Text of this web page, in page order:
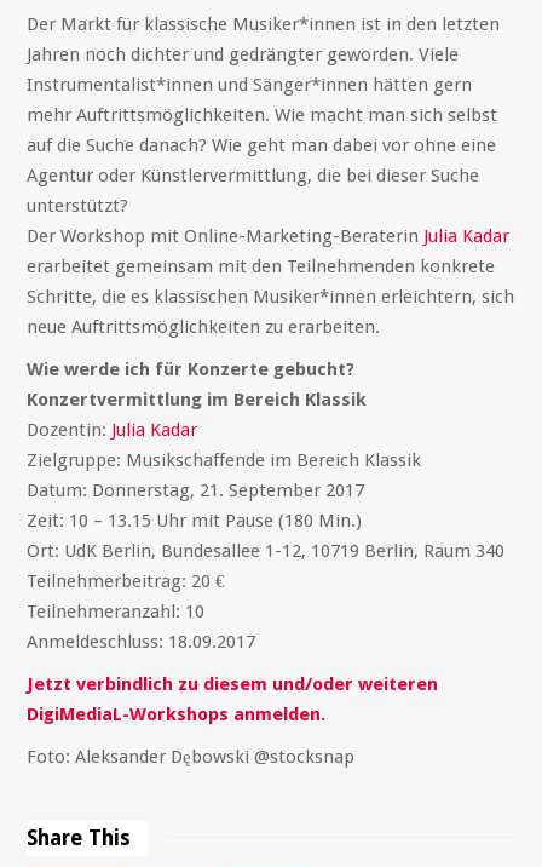
Der Markt für klassische Musiker*innen ist in den letzten
Jahren noch dichter und gedrängter geworden. Viele
Instrumentalist*innen und Sänger*innen hätten gern
mehr Auftrittsmöglichkeiten. Wie macht man sich selbst
auf die Suche danach? Wie geht man dabei vor ohne eine
Agentur oder Künstlervermittlung, die bei dieser Suche
unterstützt?
Der Workshop mit Online-Marketing-Beraterin Julia Kadar
erarbeitet gemeinsam mit den Teilnehmenden konkrete
Schritte, die es klassischen Musiker*innen erleichtern, sich
neue Auftrittsmöglichkeiten zu erarbeiten.
Wie werde ich für Konzerte gebucht?
Konzertvermittlung im Bereich Klassik
Dozentin: Julia Kadar
Zielgruppe: Musikschaffende im Bereich Klassik
Datum: Donnerstag, 21. September 2017
Zeit: 10 – 13.15 Uhr mit Pause (180 Min.)
Ort: UdK Berlin, Bundesallee 1-12, 10719 Berlin, Raum 340
Teilnehmerbeitrag: 20 €
Teilnehmeranzahl: 10
Anmeldeschluss: 18.09.2017
Jetzt verbindlich zu diesem und/oder weiteren
DigiMediaL-Workshops anmelden.
Foto: Aleksander Dębowski @stocksnap
Share This